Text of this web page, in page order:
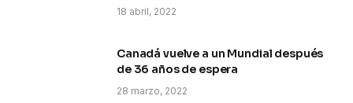
18 abril, 2022
Canadá vuelve a un Mundial después
de 36 años de espera
28 marzo, 2022